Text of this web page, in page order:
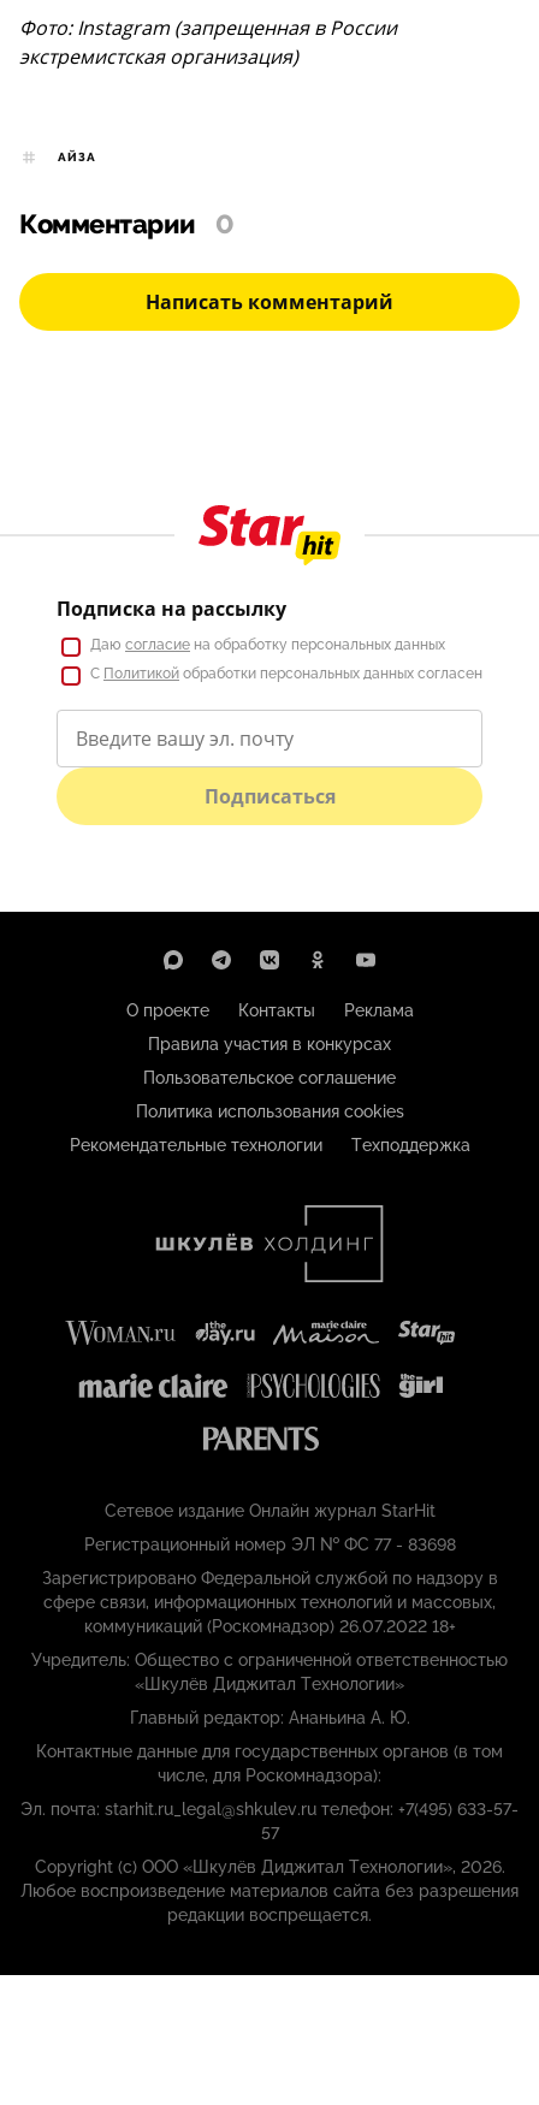
Фото: Instagram (запрещенная в России
экстремистская организация)
АЙЗА
Комментарии 0
Написать комментарий
Подписка на рассылку
Даю согласие на обработку персональных данных
С Политикой обработки персональных данных согласен
Подписаться
О проекте Контакты
Реклама
Правила участия в конкурсах
Пользовательское соглашение
Политика использования cookies
Рекомендательные технологии
Техподдержка
Сетевое издание Онлайн журнал StarHit
Регистрационный номер ЭЛ № ФС 77 - 83698
Зарегистрировано Федеральной службой по надзору в
сфере связи, информационных технологий и массовых,
коммуникаций (Роскомнадзор) 26.07.2022 18+
Учредитель: Общество с ограниченной ответственностью
«Шкулёв Диджитал Технологии»
Главный редактор: Ананьина А. Ю.
Контактные данные для государственных органов (в том
числе, для Роскомнадзора):
Эл. почта: starhit.ru_legal@shkulev.ru телефон: +7(495) 633-57-
57
Copyright (с) ООО «Шкулёв Диджитал Технологии», 2026.
Любое воспроизведение материалов сайта без разрешения
редакции воспрещается.